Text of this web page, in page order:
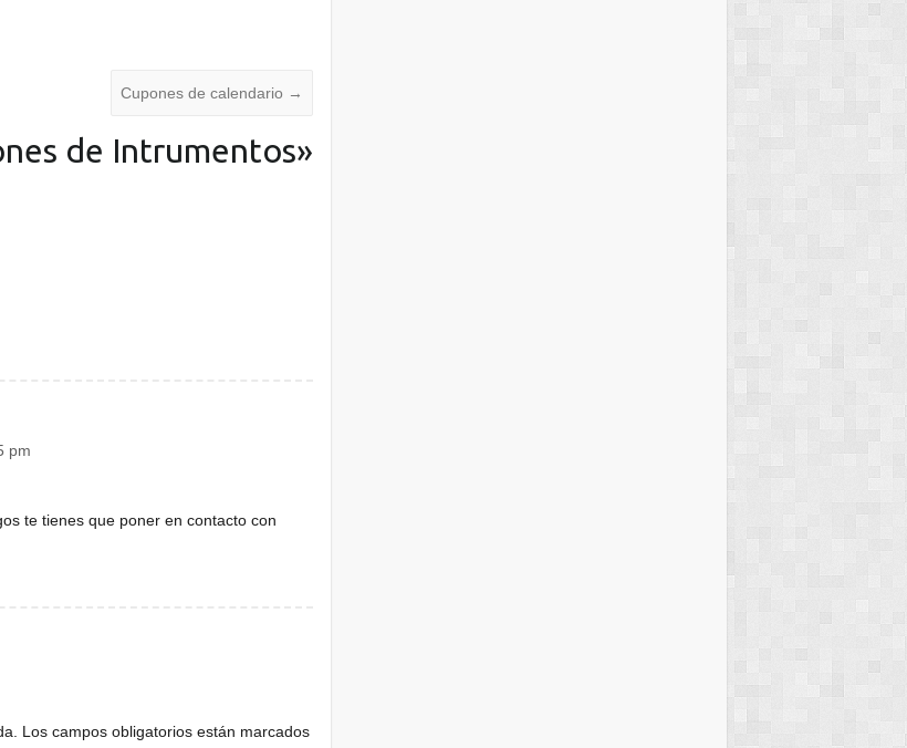
Cupones de calendario →
de Intrumentos»
pm
te tienes que poner en contacto con
Los campos obligatorios están marcados